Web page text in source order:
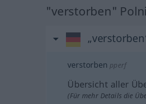
"verstorben"
verstorben pperf
Übersicht aller
(Für mehr Details die